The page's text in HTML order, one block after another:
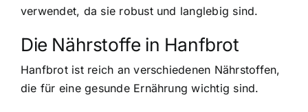
verwendet, da sie robust und langlebig sind.
Die Nährstoffe in Hanfbrot
Hanfbrot ist reich an verschiedenen Nährstoffen,
die für eine gesunde Ernährung wichtig sind.